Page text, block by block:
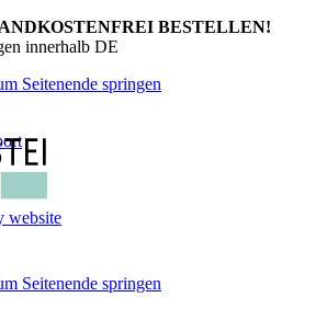
BESTELLEN!
innerhalb DE
Seitenende springen
website
Seitenende springen